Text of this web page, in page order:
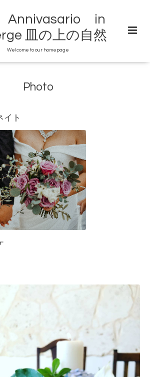
Annivasario in
皿の上の自然
Welcome to our homepage
Photo
イト